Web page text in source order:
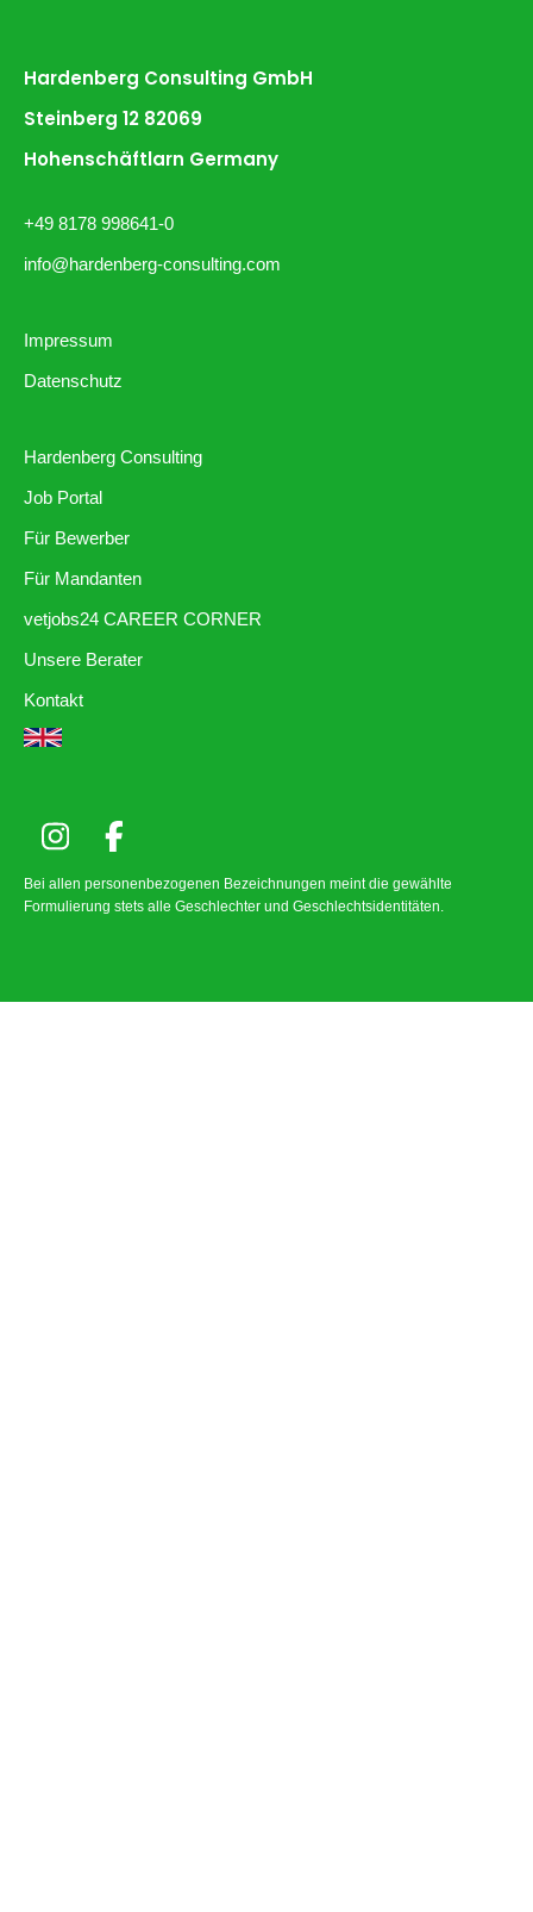
Hardenberg Consulting GmbH
Steinberg 12 82069
Hohenschäftlarn Germany
+49 8178 998641-0
info@hardenberg-consulting.com
Impressum
Datenschutz
Hardenberg Consulting
Job Portal
Für Bewerber
Für Mandanten
vetjobs24 CAREER CORNER
Unsere Berater
Kontakt
Bei allen personenbezogenen Bezeichnungen meint die gewählte
Formulierung stets alle Geschlechter und Geschlechtsidentitäten.